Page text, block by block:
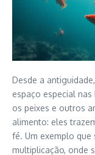
Desde a
espaço especial
os peixes e outros
alimento: eles
fé. Um exemplo
multiplicação, onde